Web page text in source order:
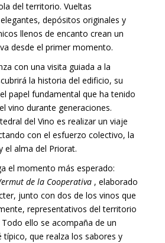
del territorio. Vueltas
depósitos originales y
llenos de encanto crean un
desde el primer momento.
con una visita guiada a la
la historia del edificio, su
papel fundamental que ha tenido
vino durante generaciones.
del Vino es realizar un viaje
con el esfuerzo colectivo, la
el alma del Priorat.
el momento más esperado:
de la Cooperativa, elaborado
junto con dos de los vinos que
representativos del territorio
ello se acompaña de un
que realza los sabores y